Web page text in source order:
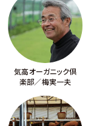
気高オーガニック倶
楽部／梅実一夫